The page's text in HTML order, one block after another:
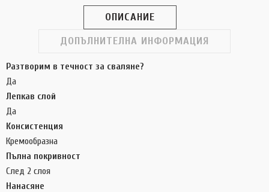
ОПИСАНИЕ
ДОПЪЛНИТЕЛНА ИНФОРМАЦИЯ
Разтворим в течност за сваляне?
Да
Лепкав слой
Да
Консистенция
Кремообразна
Пълна покривност
След 2 слоя
Нанасяне